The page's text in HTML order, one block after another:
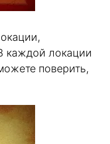
каждой локации
поверить,